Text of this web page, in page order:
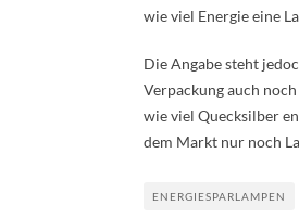
wie viel Energie eine
Die Angabe steht
Verpackung auch
wie viel Quecksilber
dem Markt nur noch
ENERGIESPARLAMPEN